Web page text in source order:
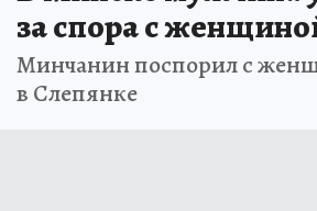
за спора с
Минчанин поспорил с
в Слепянке